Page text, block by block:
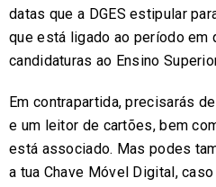
datas que a DGES estipular
que está ligado ao período em
candidaturas ao Ensino
Em contrapartida, precisarás
e um leitor de cartões, bem
está associado. Mas podes
a tua Chave Móvel Digital, caso